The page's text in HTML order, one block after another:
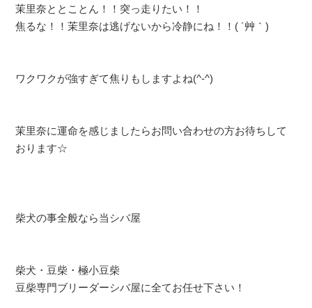
茉里奈ととことん！！突っ走りたい！！
焦るな！！茉里奈は逃げないから冷静にね！！( ´艸｀)
ワクワクが強すぎて焦りもしますよね(^-^)
茉里奈に運命を感じましたらお問い合わせの方お待ちして
おります☆
柴犬の事全般なら当シバ屋
柴犬・豆柴・極小豆柴
豆柴専門ブリーダーシバ屋に全てお任せ下さい！